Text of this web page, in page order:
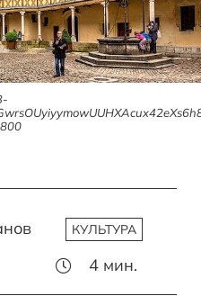
КУЛЬТУРА
4 мин.